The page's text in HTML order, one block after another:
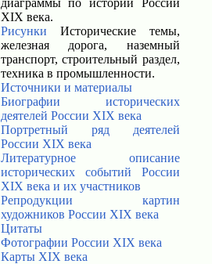
диаграммы по истории России
XIX века.
Рисунки Исторические темы,
железная дорога, наземный
транспорт, строительный раздел,
техника в промышленности.
Источники и материалы
Биографии исторических
деятелей России XIX века
Портретный ряд деятелей
России XIX века
Литературное описание
исторических событий России
XIX века и их участников
Репродукции картин
художников России XIX века
Цитаты
Фотографии России XIX века
Карты XIX века